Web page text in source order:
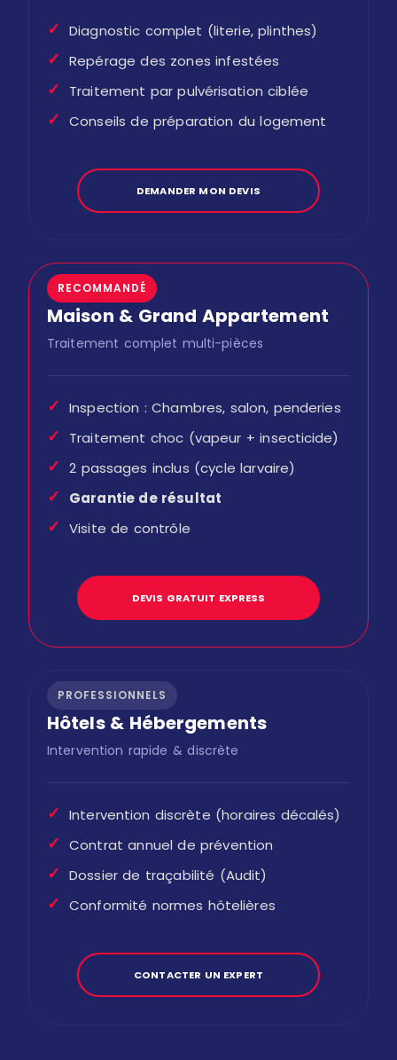
✓ Diagnostic complet (literie, plinthes)
✓ Repérage des zones infestées
✓ Traitement par pulvérisation ciblée
✓ Conseils de préparation du logement
DEMANDER MON DEVIS
RECOMMANDÉ
Maison & Grand Appartement
Traitement complet multi-pièces
✓ Inspection : Chambres, salon, penderies
✓ Traitement choc (vapeur + insecticide)
✓ 2 passages inclus (cycle larvaire)
✓ Garantie de résultat
✓ Visite de contrôle
DEVIS GRATUIT EXPRESS
PROFESSIONNELS
Hôtels & Hébergements
Intervention rapide & discrète
✓ Intervention discrète (horaires décalés)
✓ Contrat annuel de prévention
✓ Dossier de traçabilité (Audit)
✓ Conformité normes hôtelières
CONTACTER UN EXPERT